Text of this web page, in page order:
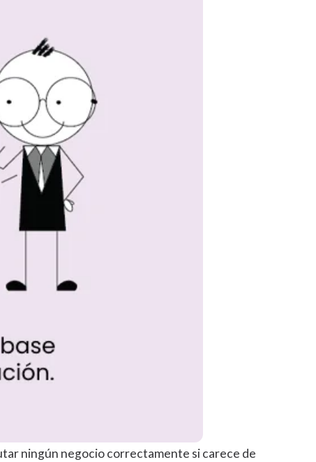
ningún negocio correctamente si carece de